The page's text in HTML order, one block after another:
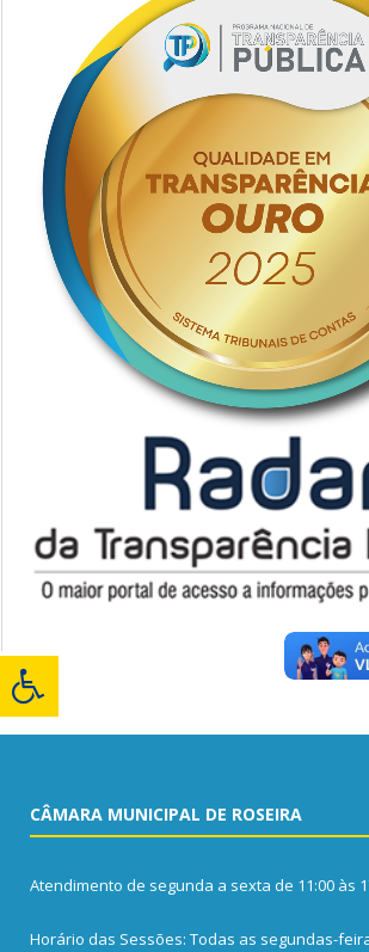
CÂMARA MUNICIPAL DE ROSEIRA
Atendimento de segunda a sexta de 11:00 às
Horário das Sessões: Todas as segundas-